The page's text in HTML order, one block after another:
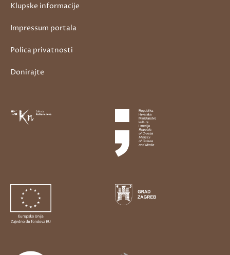
Klupske informacije
Impressum portala
Polica privatnosti
Donirajte